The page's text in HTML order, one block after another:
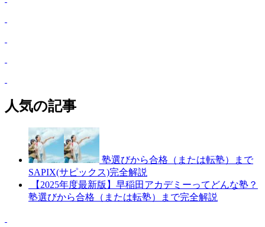
人気の記事
塾選びから合格（または転塾）まで
SAPIX(サピックス)完全解説
【2025年度最新版】早稲田アカデミーってどんな塾？
塾選びから合格（または転塾）まで完全解説